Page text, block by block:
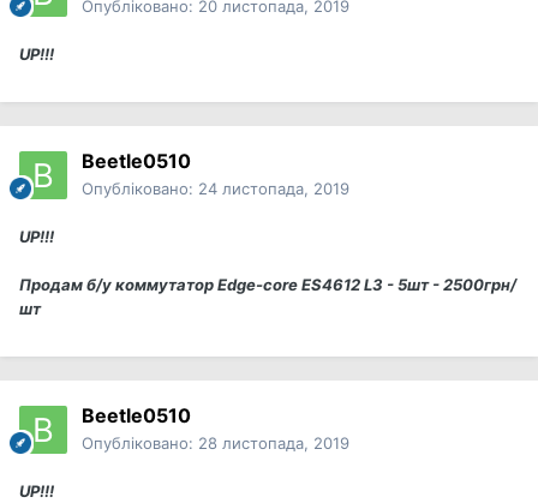
Опубліковано: 20 листопада, 2019
UP!!!
Beetle0510
Опубліковано: 24 листопада, 2019
UP!!!
Продам б/у коммутатор Edge-core ES4612 L3 - 5шт - 2500грн/
шт
Beetle0510
Опубліковано: 28 листопада, 2019
UP!!!